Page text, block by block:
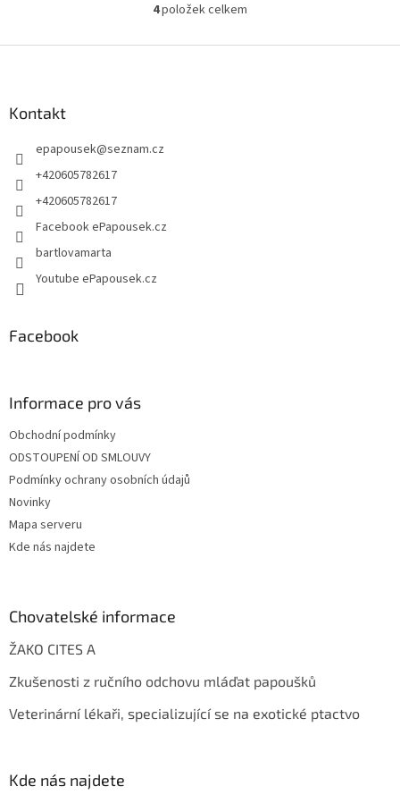
O
l
4položek celkem
Kontakt
epapousek@seznam.cz
+420605782617
+420605782617
Facebook ePapousek.cz
bartlovamarta
Youtube ePapousek.cz
Facebook
Informace pro vás
Obchodní podmínky
ODSTOUPENÍ OD SMLOUVY
Podmínky ochrany osobních údajů
Novinky
Mapa serveru
Kde nás najdete
Chovatelské informace
ŽAKO CITES A
Zkušenosti z ručního odchovu mláďat papoušků
Veterinární lékaři, specializující se na exotické ptactvo
Kde nás najdete